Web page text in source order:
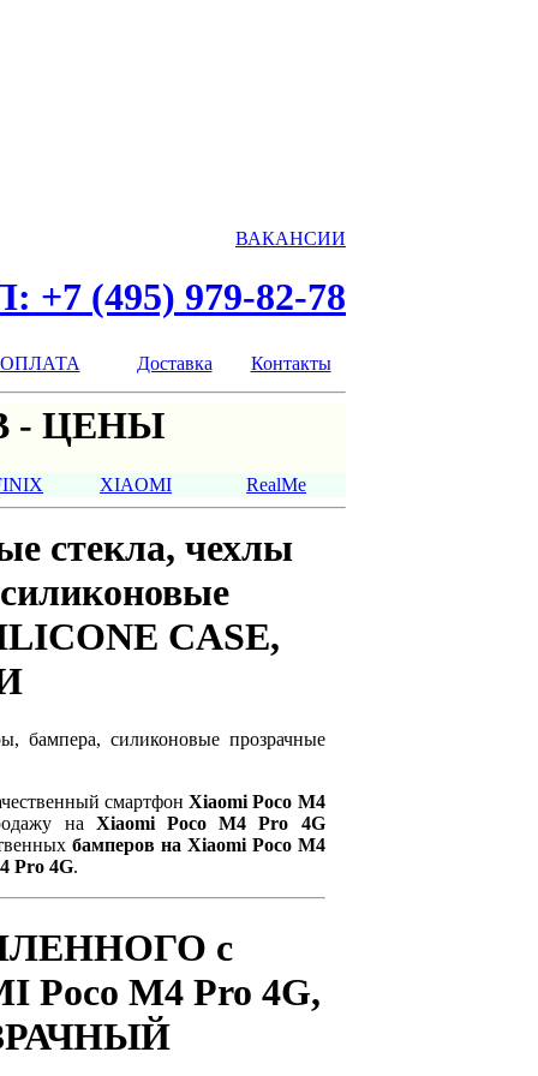
ВАКАНСИИ
+7 (495) 979-82-78
ОПЛАТА Доставка Контакты
- ЦЕНЫ
XIAOMI RealMe
стекла, чехлы
CASE,
бампера, силиконовые прозрачные
смартфонXiaomi Poco M4
на Xiaomi Poco M4 Pro 4G
бамперов на Xiaomi Poco M4
Pro 4G.
с
M4 Pro 4G,